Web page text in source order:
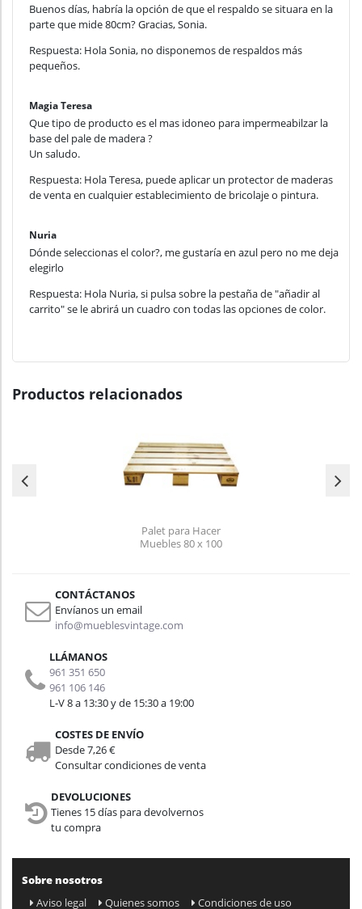
Buenos días, habría la opción de que el respaldo se situara en la
parte que mide 80cm? Gracias, Sonia.
Respuesta: Hola Sonia, no disponemos de respaldos más
pequeños.
Magia Teresa
Que tipo de producto es el mas idoneo para impermeabilzar la
base del pale de madera ?
Un saludo.
Respuesta: Hola Teresa, puede aplicar un protector de maderas
de venta en cualquier establecimiento de bricolaje o pintura.
Nuria
Dónde seleccionas el color?, me gustaría en azul pero no me deja
elegirlo
Respuesta: Hola Nuria, si pulsa sobre la pestaña de "añadir al
carrito" se le abrirá un cuadro con todas las opciones de color.
Productos relacionados
Palet para Hacer
Muebles 80 x 100
CONTÁCTANOS
Envíanos un email
info@mueblesvintage.com
LLÁMANOS
961 351 650
961 106 146
L-V 8 a 13:30 y de 15:30 a 19:00
COSTES DE ENVÍO
Desde 7,26 €
Consultar condiciones de venta
DEVOLUCIONES
Tienes 15 días para devolvernos
tu compra
Sobre nosotros
Aviso legal
Quienes somos Condiciones de uso